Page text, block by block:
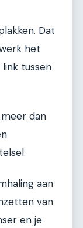
Dat
het
tussen
dan
aan
van
en je